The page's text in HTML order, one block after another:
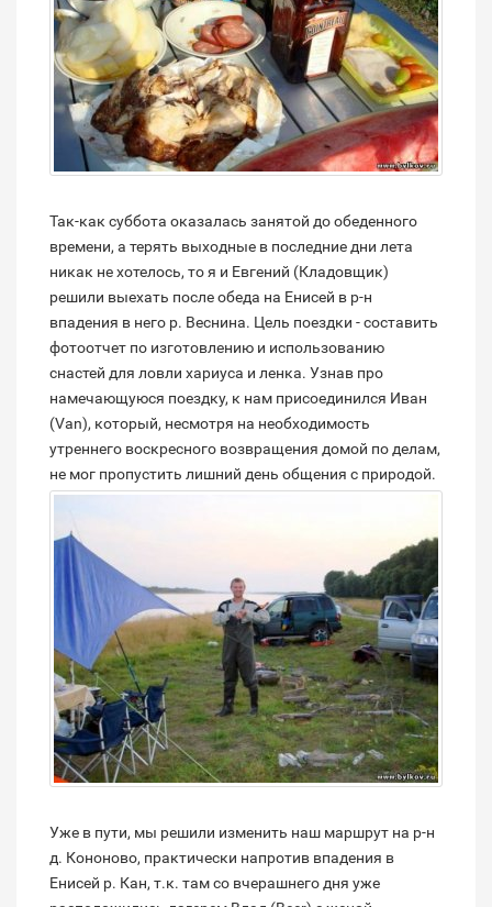
Так-как суббота оказалась занятой до обеденного
времени, а терять выходные в последние дни лета
никак не хотелось, то я и Евгений (Кладовщик)
решили выехать после обеда на Енисей в р-н
впадения в него р. Веснина. Цель поездки - составить
фотоотчет по изготовлению и использованию
снастей для ловли хариуса и ленка. Узнав про
намечающуюся поездку, к нам присоединился Иван
(Van), который, несмотря на необходимость
утреннего воскресного возвращения домой по делам,
не мог пропустить лишний день общения с природой.
Уже в пути, мы решили изменить наш маршрут на р-н
д. Кононово, практически напротив впадения в
Енисей р. Кан, т.к. там со вчерашнего дня уже